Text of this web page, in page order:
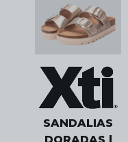
SANDALIAS